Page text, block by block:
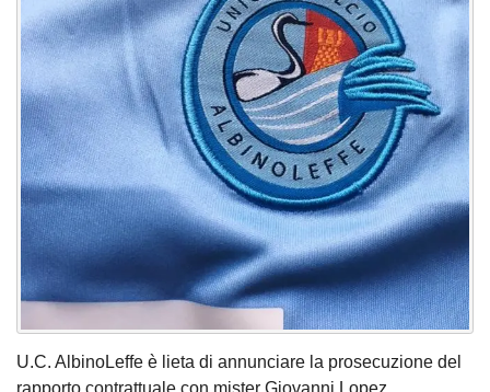
U.C. AlbinoLeffe è lieta di annunciare la prosecuzione del